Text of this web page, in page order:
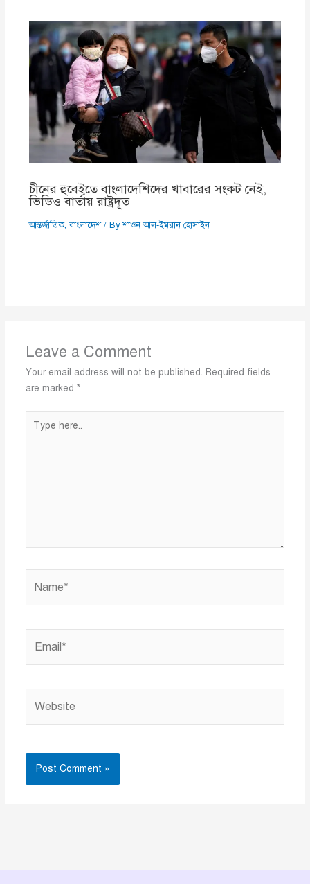
চীনের হুবেইতে বাংলাদেশিদের খাবারের সংকট নেই,
ভিডিও বার্তায় রাষ্ট্রদূত
আন্তর্জাতিক,বাংলাদেশ/ Byশাওন আল-ইমরান হোসাইন
Leave a Comment
Your email address will not be published. Required fields
are marked *
here..